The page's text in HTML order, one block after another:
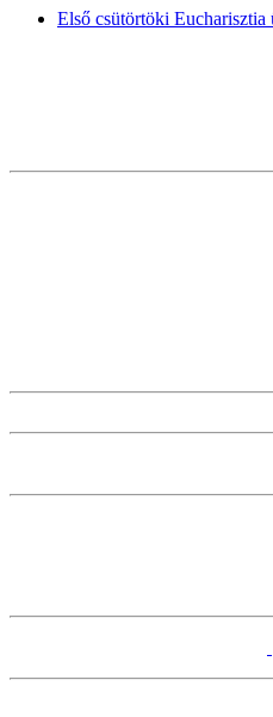
Első csütörtöki Eucharisztia